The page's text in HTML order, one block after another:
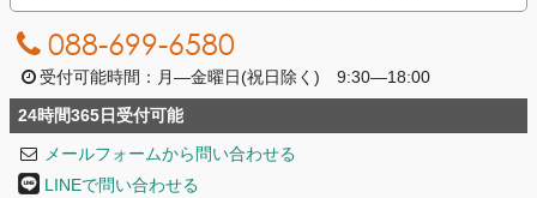
088-699-6580
受付可能時間：月―金曜日(祝日除く) 9:30―18:00
24時間365日受付可能
メールフォームから問い合わせる
LINEで問い合わせる